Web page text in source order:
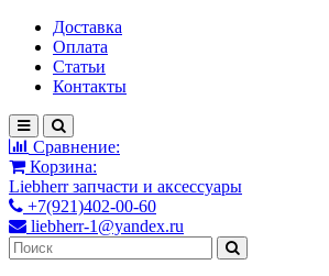
Доставка
Оплата
Статьи
Контакты
Сравнение:
Корзина:
Liebherr запчасти и аксессуары
+7(921)402-00-60
liebherr-1@yandex.ru